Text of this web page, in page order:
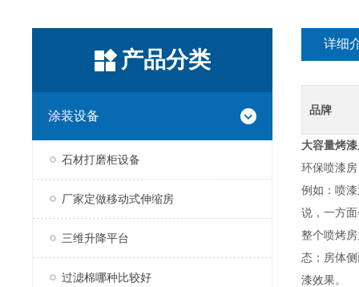
产品分类
涂装设备
石材打磨柜设备
厂家定做移动式伸缩房
三维升降平台
过滤棉哪种比较好
详细
品牌
大容量烤
环保喷漆
例如：喷
说，一方
整个喷烤
态；房体
漆效果。